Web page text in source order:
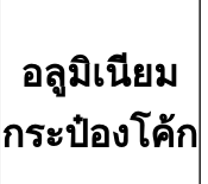
อลูมิเนียม
กระป๋องโค้ก